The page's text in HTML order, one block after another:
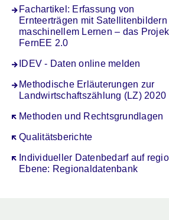
Fachartikel: Erfassung von
Ernteerträgen mit Satellitenbildern
maschinellem Lernen – das
FernEE 2.0
IDEV - Daten online melden
Methodische Erläuterungen zur
Landwirtschaftszählung (LZ) 2020
Methoden und Rechtsgrundlagen
Öffnet sich in einem neuen Fenster
Qualitätsberichte
Öffnet sich in einem neuen Fenster
Individueller Datenbedarf auf
Ebene: Regionaldatenbank
Öffnet sich in einem neuen Fenster